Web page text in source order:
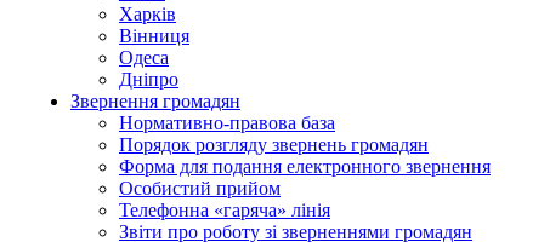
Харків
Вінниця
Одеса
Дніпро
Звернення громадян
Нормативно-правова база
Порядок розгляду звернень громадян
Форма для подання електронного звернення
Особистий прийом
Телефонна «гаряча» лінія
Звіти про роботу зі зверненнями громадян